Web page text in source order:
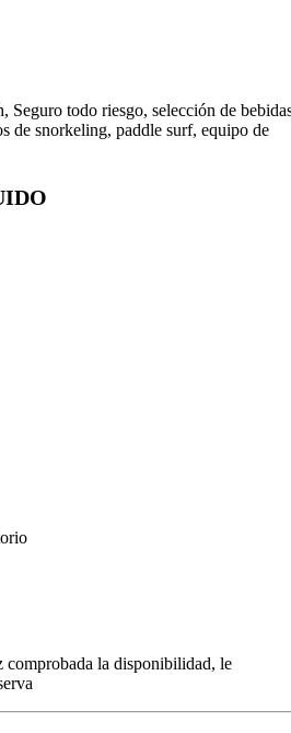
Seguro todo riesgo, selección de
de snorkeling, paddle surf, equipo de
comprobada la disponibilidad, le